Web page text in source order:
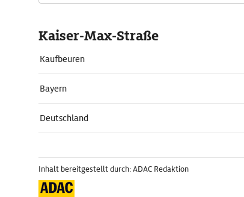
Kaiser-Max-Straße
Kaufbeuren
Bayern
Deutschland
Inhalt bereitgestellt durch: ADAC Redaktion